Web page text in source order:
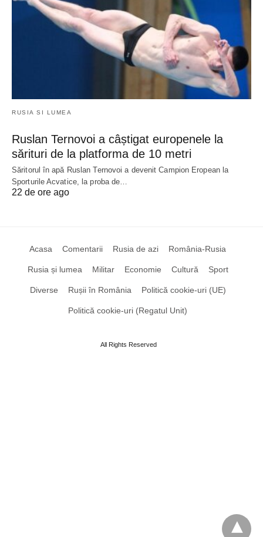
RUSIA SI LUMEA
Ruslan Ternovoi a câștigat europenele la
sărituri de la platforma de 10 metri
Săritorul în apă Ruslan Ternovoi a devenit Campion Eropean la
Sporturile Acvatice, la proba de…
22 de ore ago
Acasa Comentarii Rusia de azi România-Rusia
Rusia și lumea Militar Economie Cultură Sport
Diverse Rușii în România Politică cookie-uri (UE)
Politică cookie-uri (Regatul Unit)
All Rights Reserved